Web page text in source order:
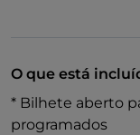
O que está
* Bilhete aberto
programados